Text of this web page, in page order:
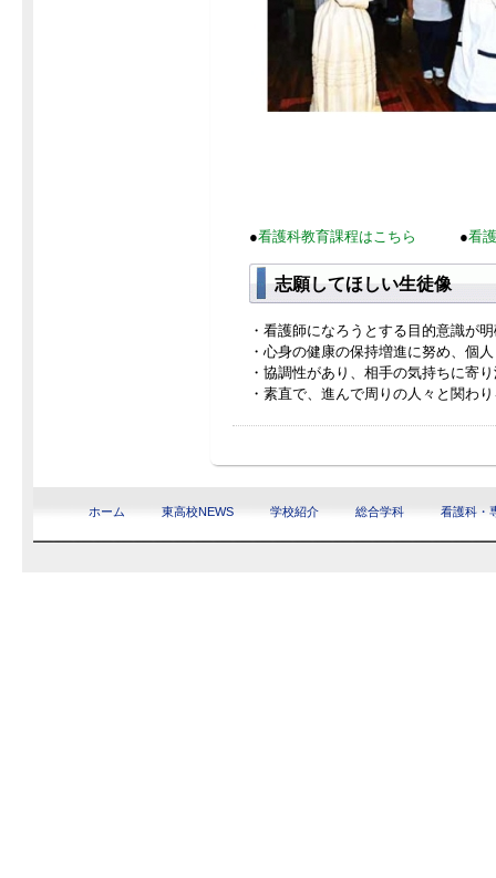
●看護科教育課程はこちら ●看
志願してほしい生徒像
・看護師になろうとする目的意識が
・心身の健康の保持増進に努め、個
・協調性があり、相手の気持ちに寄
・素直で、進んで周りの人々と関わ
ホーム 東高校NEWS 学校紹介 総合学科 看護科・